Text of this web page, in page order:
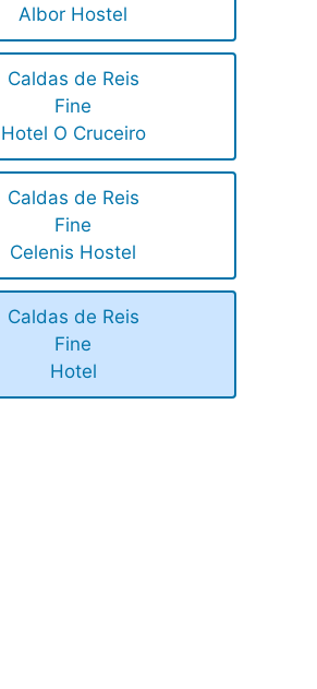
Albor Hostel
Caldas de Reis
Fine
Hotel O Cruceiro
Caldas de Reis
Fine
Celenis Hostel
Caldas de Reis
Fine
Hotel